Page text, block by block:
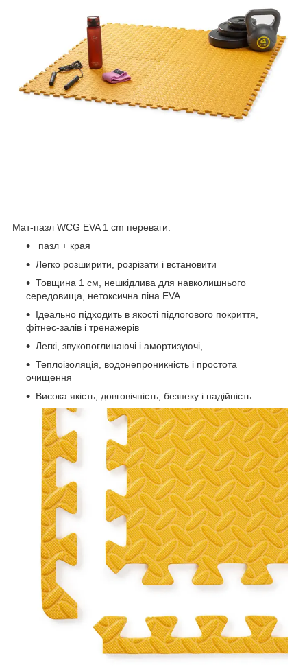
Мат-пазл WCG EVA 1 cm переваги:
пазл + края
Легко розширити, розрізати і встановити
Товщина 1 см, нешкідлива для навколишнього
середовища, нетоксична піна EVA
Ідеально підходить в якості підлогового покриття,
фітнес-залів і тренажерів
Легкі, звукопоглинаючі і амортизуючі,
Теплоізоляція, водонепроникність і простота
очищення
Висока якість, довговічність, безпеку і надійність